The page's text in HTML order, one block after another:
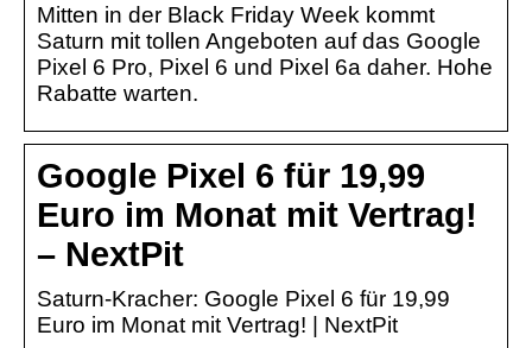
Mitten in der Black Friday Week kommt
Saturn mit tollen Angeboten auf das Google
Pixel 6 Pro, Pixel 6 und Pixel 6a daher. Hohe
Rabatte warten.
Google Pixel 6 für 19,99
Euro im Monat mit Vertrag!
– NextPit
Saturn-Kracher: Google Pixel 6 für 19,99
Euro im Monat mit Vertrag! | NextPit